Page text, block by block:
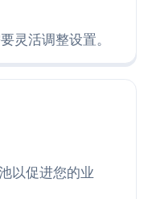
灵活调整设置。
以促进您的业